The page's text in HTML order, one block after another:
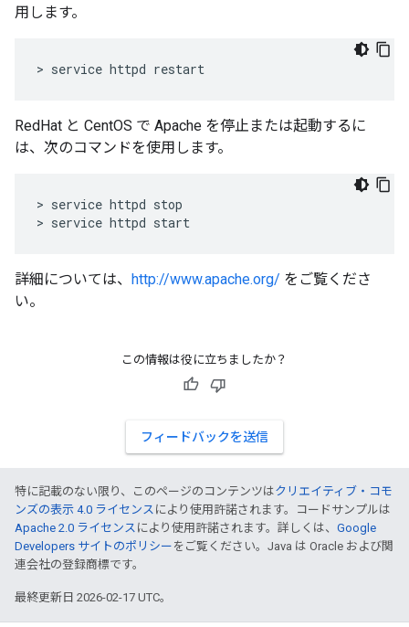
用します。
> service httpd restart
RedHat と CentOS で Apache を停止または起動するに
は、次のコマンドを使用します。
> service httpd stop
> service httpd start
詳細については、 http://www.apache.org/ をご覧くださ
い。
この情報は役に立ちましたか？
フィードバックを送信
特に記載のない限り、このページのコンテンツはクリエイティブ・コモ
ンズの表示 4.0 ライセンス により使用許諾されます。コードサンプルは
Apache 2.0 ライセンス により使用許諾されます。詳しくは、 Google
Developers サイトのポリシー をご覧ください。Java は Oracle および関
連会社の登録商標です。
最終更新日 2026-02-17 UTC。